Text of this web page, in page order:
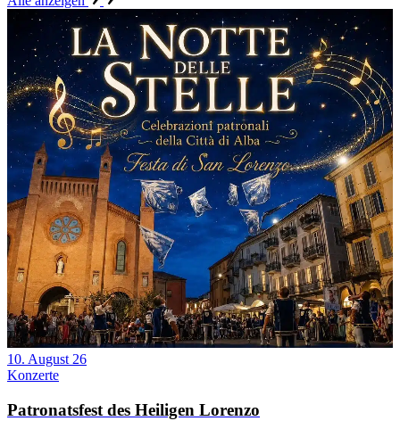
10. August 26
Konzerte
Patronatsfest des Heiligen Lorenzo